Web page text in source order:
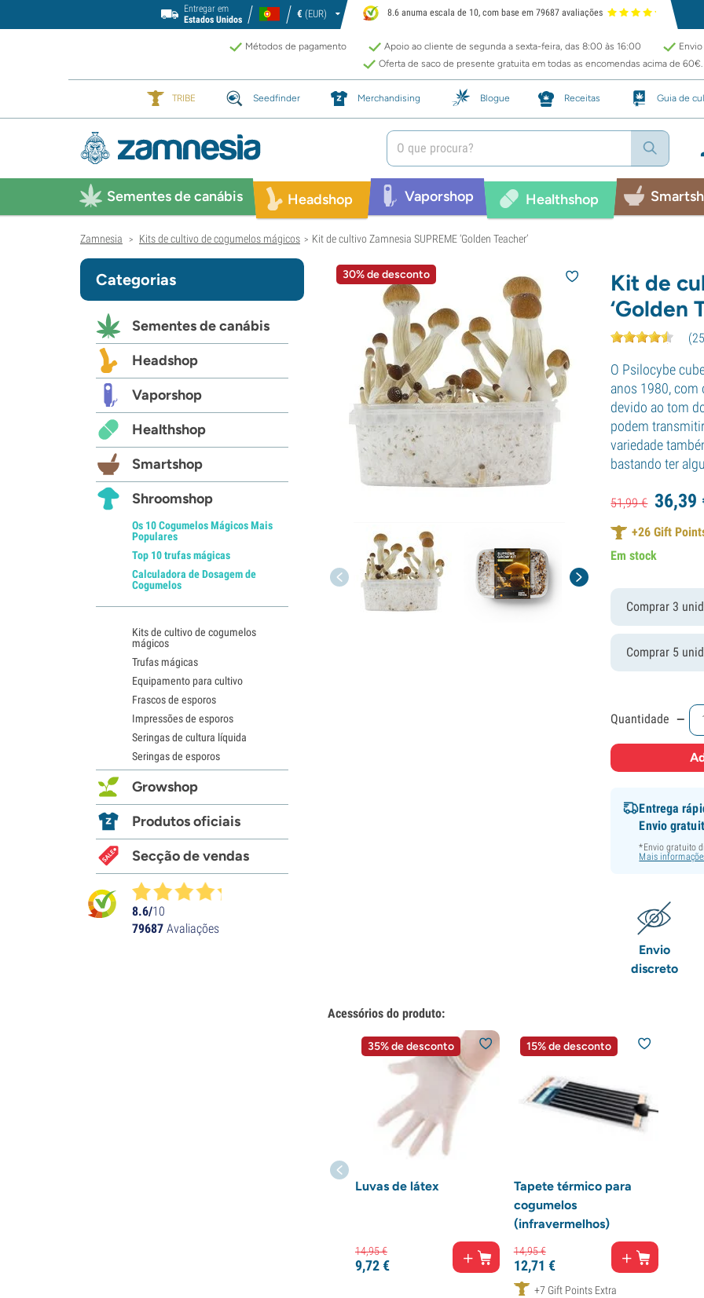
Entregar em
Estados Unidos
€ (EUR) 8.6 anuma escala de 10, com base em 79687 avaliações
Métodos de pagamento Apoio ao cliente de segunda a sexta-feira, das 8:00 às 16:00
Oferta de saco de presente gratuita em todas as encomendas acima de 60€.
TRIBE Seedfinder Merchandising Blogue Receitas Guia de
Sementes de canábis Headshop Vaporshop Healthshop
Zamnesia > Kits de cultivo de cogumelos mágicos > Kit de cultivo Zamnesia SUPREME ‘Golden Teacher’
30% de desconto
Kit de
‘Golden
(
O Psilocybe
anos 1980, com
devido ao tom
podem
variedade
bastando ter
51,99€ 36,39
+26 Gift
Em stock
Comprar 3
Comprar 5
Quantidade -
Entrega
Envio
*Envio gratuito
Mais
Envio
discreto
Acessórios do produto:
35% de desconto
Luvas de látex
14,95€
9,72€
15% de desconto
Tapete térmico para
cogumelos
(infravermelhos)
14,95€
12,71 €
+7 Gift Points Extra
Categorias
Sementes de canábis
Headshop
Vaporshop
Healthshop
Smartshop
Shroomshop
Os 10 Cogumelos Mágicos Mais
Populares
Top 10 trufas mágicas
Calculadora de Dosagem de
Cogumelos
Kits de cultivo de cogumelos
mágicos
Trufas mágicas
Equipamento para cultivo
Frascos de esporos
Impressões de esporos
Seringas de cultura líquida
Seringas de esporos
Growshop
Produtos oficiais
Secção de vendas
8.6/10
79687 Avaliações